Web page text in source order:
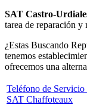
SAT Castro-
tarea de reparación
¿Estas Buscando
tenemos
ofrecemos una
Teléfono de
SAT Chaffoteaux